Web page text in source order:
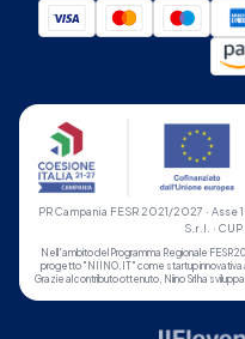
PR Campania FESR 2021/2027 · Asse
S.r.l. ·
Nell'ambito del Programma Regionale FESR
progetto "NIINO.IT" come startup innovativa
Grazie al contributo ottenuto, Niino Srl ha